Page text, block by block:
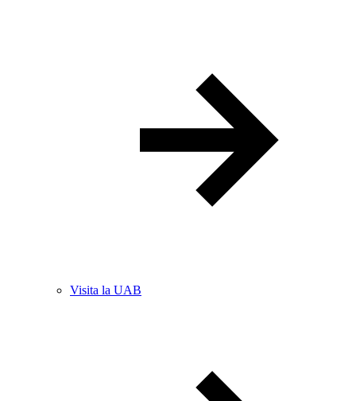
Visita la UAB